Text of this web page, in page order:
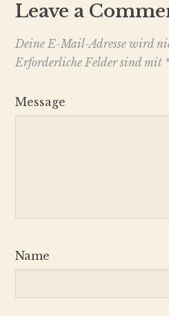
Leave a
Deine E-Mail-Adresse wird
Erforderliche Felder sind mit
Message
Name